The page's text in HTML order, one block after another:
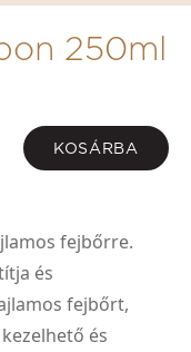
250ml
KOSÁRBA
fejbőrre.
és
fejbőrt,
és